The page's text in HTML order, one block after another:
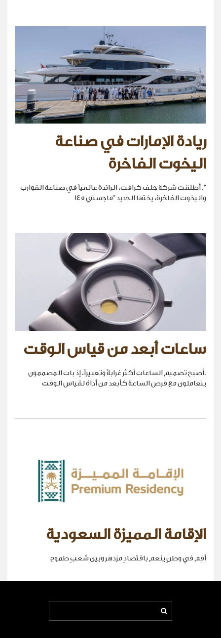
ريادة الإمارات في صناعة
اليخوت الفاخرة
". أطلقت شركة جلف كرافت، الرائدة عالمياً في صناعة القوارب
واليخوت الفاخرة، يختها الجديد "ماجستي 145
ساعات أبعد من قياس الوقت
.أصبح تصميم الساعات أكثر غرابةً وتعبيراً، إذ بات المصممون
يتعاملون مع قرص الساعة كأبعد من أداة لقياس الوقت
الإقامة المميزة السعودية
أقِم في وطنٍ ينعم باقتصادٍ مزدهر وبين شعبٍ طموح